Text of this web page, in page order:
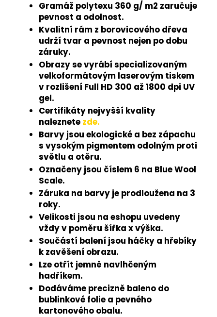
Gramáž polytexu 360 g/ m2 zaručuje
pevnost a odolnost.
Kvalitní rám z borovicového dřeva
udrží tvar a pevnost nejen po dobu
záruky.
Obrazy se vyrábí specializovaným
velkoformátovým laserovým tiskem
v rozlišení Full HD 300 až 1800 dpi UV
gel.
Certifikáty nejvyšší kvality
naleznete zde.
Barvy jsou ekologické a bez zápachu
s vysokým pigmentem odolným proti
světlu a otěru.
Označeny jsou číslem 6 na Blue Wool
Scale.
Záruka na barvy je prodloužena na 3
roky.
Velikosti jsou na eshopu uvedeny
vždy v poměru šířka x výška.
Součástí balení jsou háčky a hřebíky
k zavěšení obrazu.
Lze otřít jemně navlhčeným
hadříkem.
Dodáváme precizně baleno do
bublinkové folie a pevného
kartonového obalu.